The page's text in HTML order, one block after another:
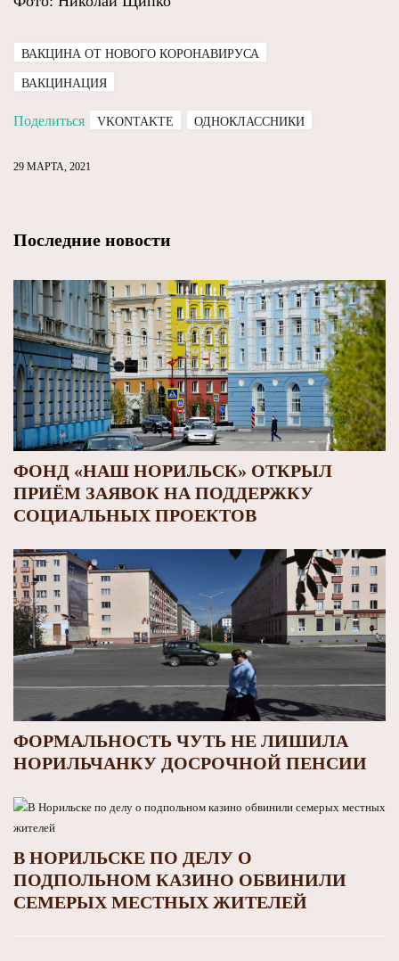
ВАКЦИНА ОТ НОВОГО КОРОНАВИРУСА
ВАКЦИНАЦИЯ
Поделиться VKONTAKTE ОДНОКЛАССНИКИ
29 МАРТА, 2021
Последние новости
ФОНД «НАШ НОРИЛЬСК» ОТКРЫЛ
ПРИЁМ ЗАЯВОК НА ПОДДЕРЖКУ
СОЦИАЛЬНЫХ ПРОЕКТОВ
ФОРМАЛЬНОСТЬ ЧУТЬ НЕ ЛИШИЛА
НОРИЛЬЧАНКУ ДОСРОЧНОЙ ПЕНСИИ
В НОРИЛЬСКЕ ПО ДЕЛУ О
ПОДПОЛЬНОМ КАЗИНО ОБВИНИЛИ
СЕМЕРЫХ МЕСТНЫХ ЖИТЕЛЕЙ